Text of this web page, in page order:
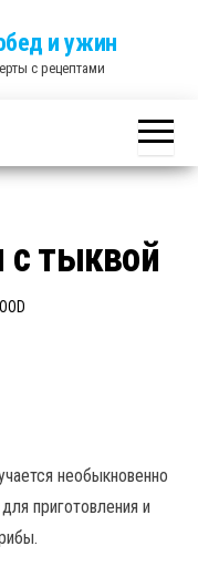
и ужин
с рецептами
с тыквой
необыкновенно
приготовления и